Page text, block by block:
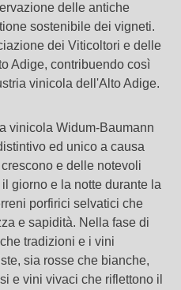
delle antiche
sostenibile dei vigneti.
dei Viticoltori e delle
Adige, contribuendo così
vinicola dell'Alto Adige.
vinicola Widum-Baumann
ed unico a causa
e delle notevoli
giorno e la notte durante la
porfirici selvatici che
e sapidità. Nella fase di
tradizioni e i vini
sia rosse che bianche,
e vini vivaci che riflettono il